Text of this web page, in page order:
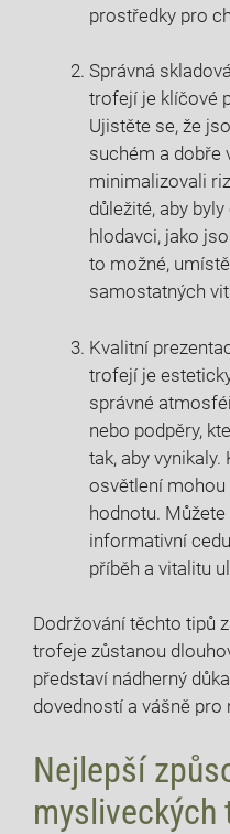
prostředky pro
Správná
trofejí je klíčové
Ujistěte se, že
suchém a dobře
minimalizovali
důležité, aby
hlodavci, jako
to možné,
samostatných
Kvalitní
trofejí je
správné
nebo podpěry,
tak, aby vynikaly.
osvětlení mohou
hodnotu.
informativní
příběh a vitalitu
Dodržování těchto tipů
trofeje zůstanou
představí nádherný
dovedností a vášně pro
Nejlepší